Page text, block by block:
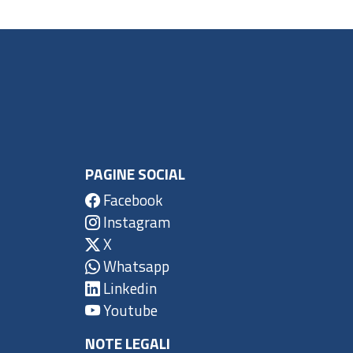
PAGINE SOCIAL
Facebook
Instagram
X
Whatsapp
Linkedin
Youtube
NOTE LEGALI